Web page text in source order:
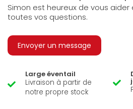
Simon est heureux de vous
toutes vos questions.
Envoyer un message
Large éventail
Livraison à partir de
notre propre stock